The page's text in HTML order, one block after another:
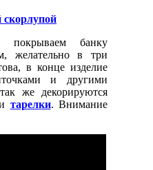
покрываем банку
желательно в три
в конце изделие
и другими
же декорируются
тарелки. Внимание